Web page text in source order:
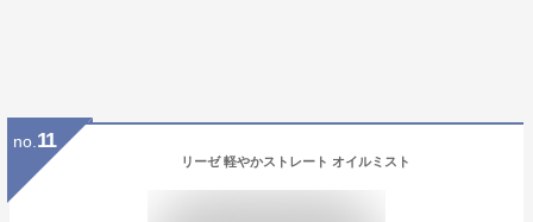
no. 11
リーゼ 軽やかストレート オイルミスト